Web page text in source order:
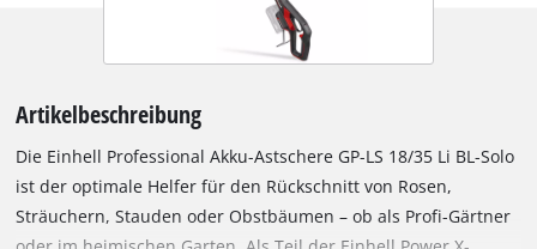
Artikelbeschreibung
Die Einhell Professional Akku-Astschere GP-LS 18/35 Li BL-Solo
ist der optimale Helfer für den Rückschnitt von Rosen,
Sträuchern, Stauden oder Obstbäumen – ob als Profi-Gärtner